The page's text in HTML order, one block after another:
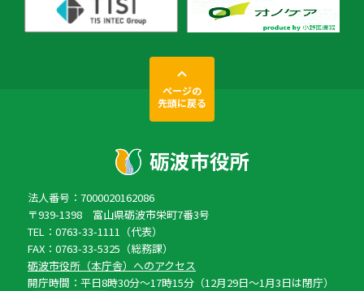
ページの
先頭に戻る
法人番号：7000020162086
〒939-1398 富山県砺波市栄町7番3号
TEL：0763-33-1111（代表）
FAX：0763-33-5325（総務課）
砺波市役所（本庁舎）へのアクセス
開庁時間：平日8時30分〜17時15分（12月29日〜1月3日は閉庁）